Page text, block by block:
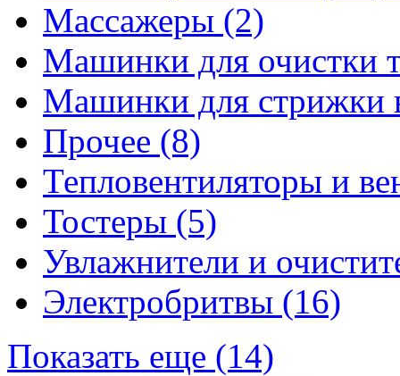
Массажеры (2)
Машинки для очистки
Машинки для стрижки
Прочее (8)
Тепловентиляторы и
Тостеры (5)
Увлажнители и
Электробритвы (16)
Показать еще (14)